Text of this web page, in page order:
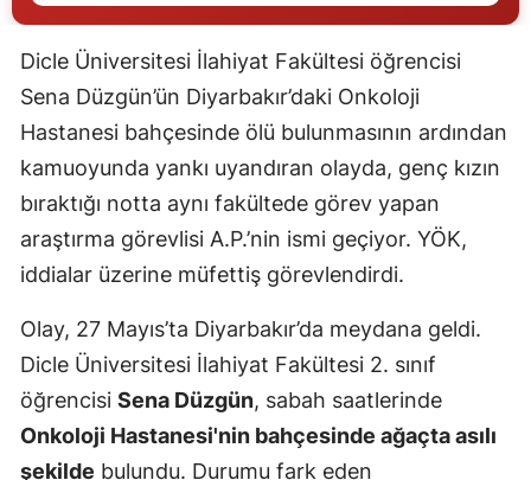
Giresun
Gümüşhane
Hakkari
Hatay
Isparta
Mersin
İstanbul
İzmir
Kars
Dicle Üniversitesi İlahiyat Fakültesi öğrencisi
Sena Düzgün’ün Diyarbakır’daki Onkoloji
Hastanesi bahçesinde ölü bulunmasının ardından
kamuoyunda yankı uyandıran olayda, genç kızın
bıraktığı notta aynı fakültede görev yapan
araştırma görevlisi A.P.’nin ismi geçiyor. YÖK,
iddialar üzerine müfettiş görevlendirdi.
Olay, 27 Mayıs’ta Diyarbakır’da meydana geldi.
Dicle Üniversitesi İlahiyat Fakültesi 2. sınıf
öğrencisi Sena Düzgün, sabah saatlerinde
Onkoloji Hastanesi'nin bahçesinde ağaçta asılı
şekilde bulundu. Durumu fark eden